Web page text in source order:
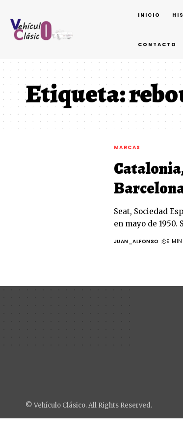
INICIO
CONTACTO
Etiqueta:
MARCAS
Seat, Sociedad
en mayo de
JUAN_ALFONSO 9 MIN
© Vehículo Clásico. All Rights Reserved.